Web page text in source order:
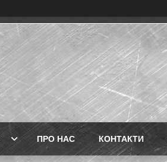
ПРО НАС КОНТАКТИ